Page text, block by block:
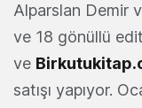
Alparslan Demir
ve 18 gönüllü
ve
satışı yapıyor.